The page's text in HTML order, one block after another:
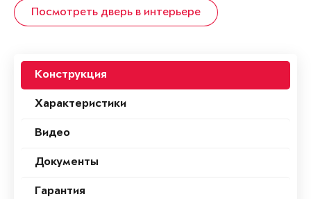
Посмотреть дверь в интерьере
Конструкция
Характеристики
Видео
Документы
Гарантия